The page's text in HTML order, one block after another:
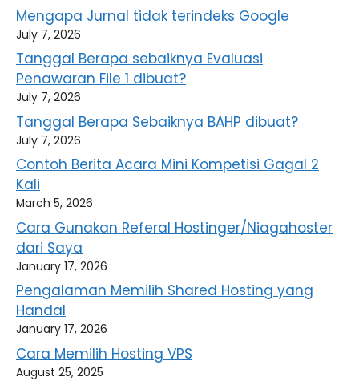
Mengapa Jurnal tidak terindeks Google
July 7, 2026
Tanggal Berapa sebaiknya Evaluasi
Penawaran File 1 dibuat?
July 7, 2026
Tanggal Berapa Sebaiknya BAHP dibuat?
July 7, 2026
Contoh Berita Acara Mini Kompetisi Gagal 2
Kali
March 5, 2026
Cara Gunakan Referal Hostinger/Niagahoster
dari Saya
January 17, 2026
Pengalaman Memilih Shared Hosting yang
Handal
January 17, 2026
Cara Memilih Hosting VPS
August 25, 2025